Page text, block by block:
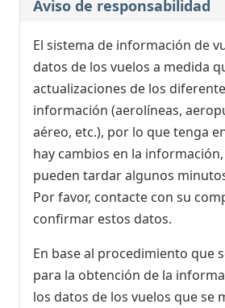
Aviso de responsabilidad
El sistema de información de
datos de los vuelos a medida
actualizaciones de los
información (aerolíneas,
aéreo, etc.), por lo que tenga
hay cambios en la
pueden tardar algunos
Por favor, contacte con su
confirmar estos datos.
En base al procedimiento que
para la obtención de la
los datos de los vuelos que se